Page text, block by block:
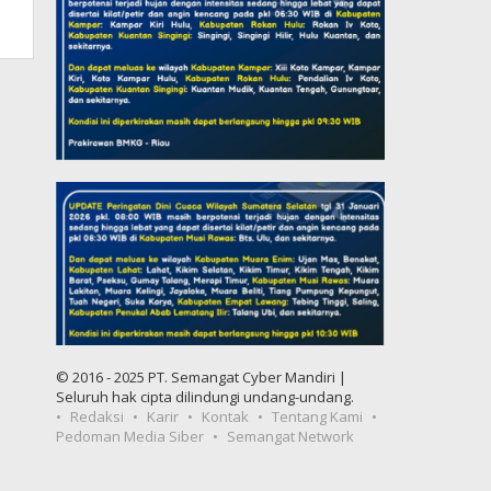
© 2016 - 2025 PT. Semangat Cyber Mandiri |
Seluruh hak cipta dilindungi undang-undang.
Redaksi
Karir Kontak
Tentang Kami
Pedoman Media Siber
Semangat Network